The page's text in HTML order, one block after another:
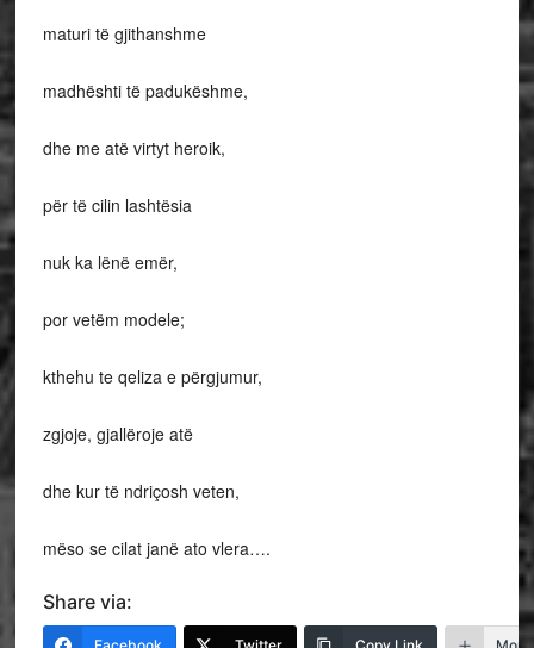
maturi të gjithanshme
madhështi të padukëshme,
dhe me atë virtyt heroik,
për të cilin lashtësia
nuk ka lënë emër,
por vetëm modele;
kthehu te qeliza e përgjumur,
zgjoje, gjallëroje atë
dhe kur të ndriçosh veten,
mëso se cilat janë ato vlera….
Share via: